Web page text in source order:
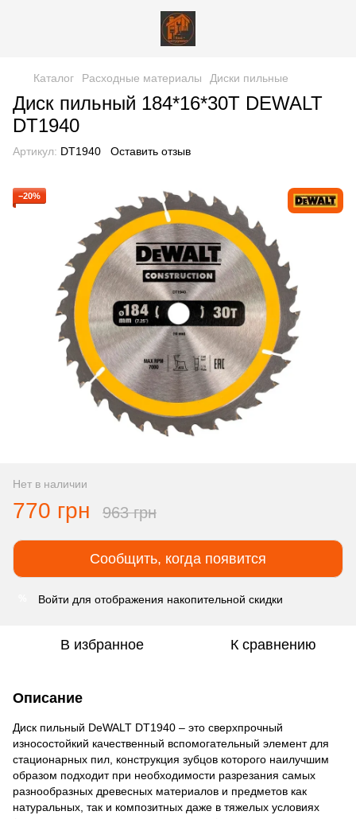
Каталог Расходные материалы Диски пильные
Диск пильный 184*16*30T DEWALT
DT1940
Артикул: DT1940 Оставить отзыв
−20%
Нет в наличии
770 грн 963 грн
Сообщить, когда появится
Войти для отображения накопительной скидки
В избранное К сравнению
Описание
Диск пильный DeWALT DT1940 – это сверхпрочный
износостойкий качественный вспомогательный элемент для
стационарных пил, конструкция зубцов которого наилучшим
образом подходит при необходимости разрезания самых
разнообразных древесных материалов и предметов как
натуральных, так и композитных даже в тяжелых условиях